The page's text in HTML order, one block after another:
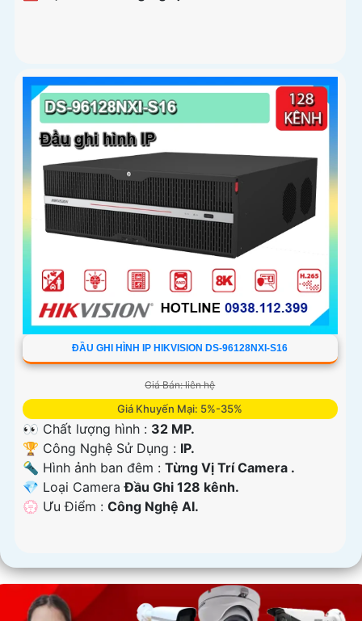
ĐẦU GHI HÌNH IP HIKVISION DS-96128NXI-S16
Giá Bán: liên hệ
Giá Khuyến Mại: 5%-35%
👀 Chất lượng hình : 32 MP.
🏆 Công Nghệ Sử Dụng : IP.
🔦 Hình ảnh ban đêm : Từng Vị Trí Camera .
💎 Loại CameraĐầu Ghi 128 kênh.
️💮 Ưu Điểm : Công Nghệ AI.